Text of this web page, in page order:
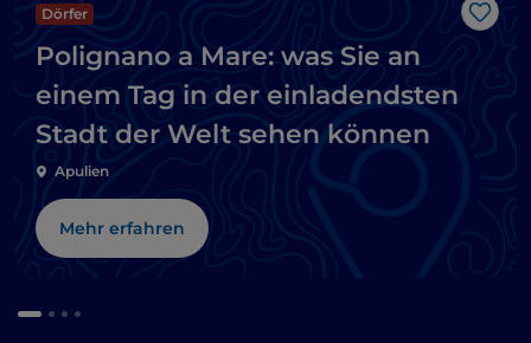
Like
Dörfer
Polignano a Mare: was Sie an
einem Tag in der einladendsten
Stadt der Welt sehen können
Apulien
Mehr erfahren